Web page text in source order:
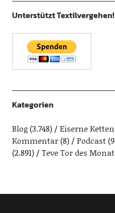
Unterstützt Textilvergehen!
Kategorien
Blog(3.748) Eiserne Ketten
Kommentar(8) Podcast
(2.891)
Teve Tor des